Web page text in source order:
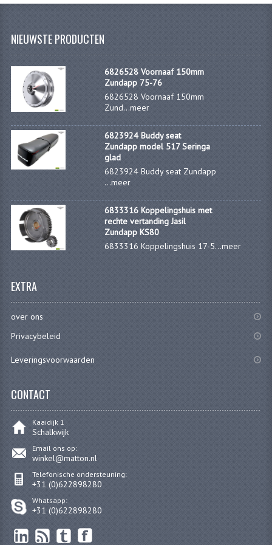
KRUKASSEN
LAGERS EN KEERRINGEN
LAGERS EN LAGERSETS
ONTSTEKINGSDELEN
ELECTRONISCHE ONTSTEKING
PUNTEN ONTSTEKING
VERSNELLING EN KOPPELING
NIEUWSTE PRODUCTEN
6826528 Voornaaf 150mm
Zundapp 75-76
6826528 Voornaaf 150mm
Zund...meer
6823924 Buddy seat
Zundapp model 517 Seringa
glad
6823924 Buddy seat Zundapp
...meer
6833316 Koppelingshuis met
rechte vertanding Jasil
Zundapp KS80
6833316 Koppelingshuis 17-5...meer
EXTRA
over ons
Privacybeleid
Leveringsvoorwaarden
CONTACT
Kaaidijk 1
Schalkwijk
Email ons op:
winkel@matton.nl
Telefonische ondersteuning:
+31 (0)622898280
Whatsapp:
+31 (0)622898280